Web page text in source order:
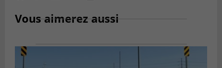
Vous aimerez aussi